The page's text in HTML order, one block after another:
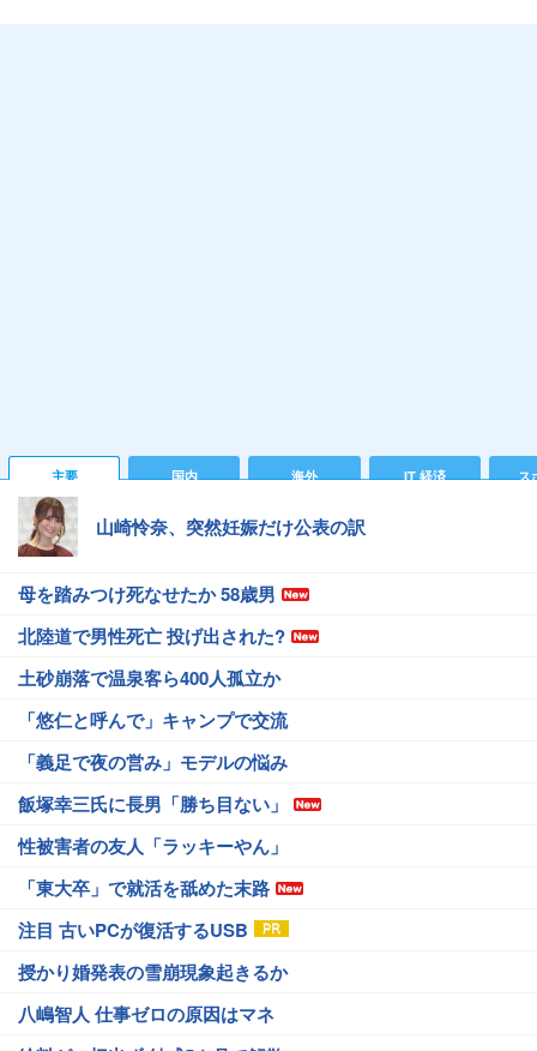
主要 国内 海外 IT 経済 ス
山崎怜奈、突然妊娠だけ公表の訳
母を踏みつけ死なせたか 58歳男
北陸道で男性死亡 投げ出された?
土砂崩落で温泉客ら400人孤立か
「悠仁と呼んで」キャンプで交流
「義足で夜の営み」モデルの悩み
飯塚幸三氏に長男「勝ち目ない」
性被害者の友人「ラッキーやん」
「東大卒」で就活を舐めた末路
注目 古いPCが復活するUSB
授かり婚発表の雪崩現象起きるか
八嶋智人 仕事ゼロの原因はマネ